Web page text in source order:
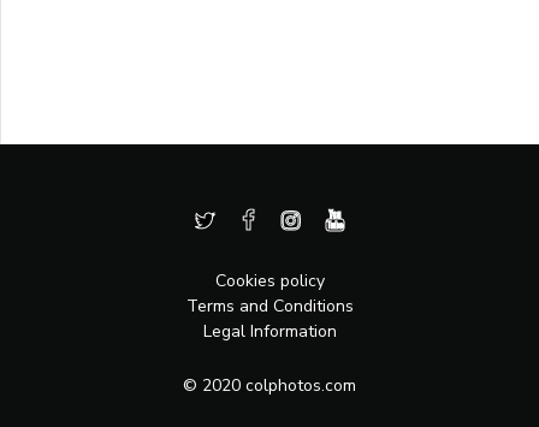
Cookies policy
Terms and Conditions
Legal Information
© 2020 colphotos.com